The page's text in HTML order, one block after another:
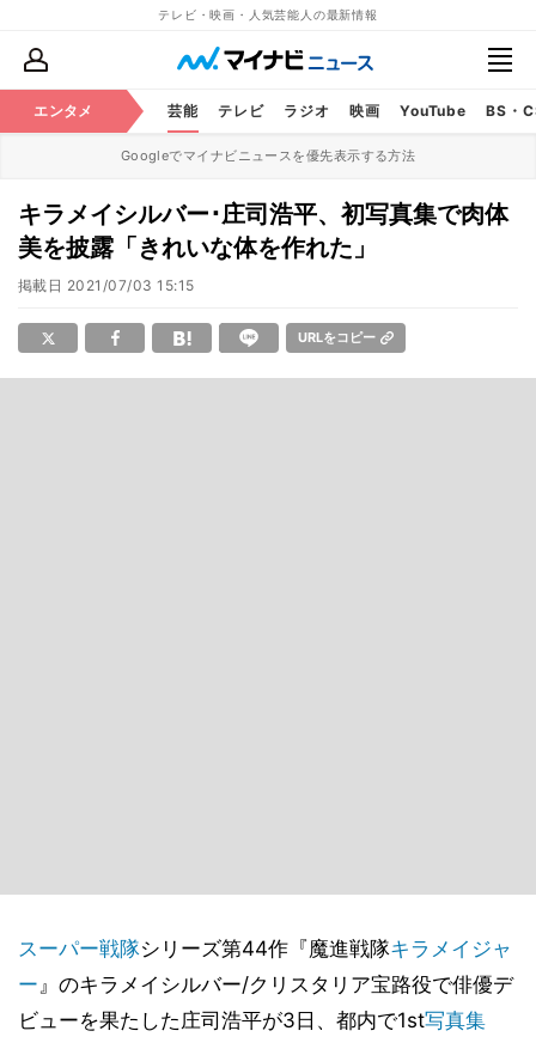
テレビ・映画・人気芸能人の最新情報
エンタメ 芸能 テレビ ラジオ 映画 YouTube BS・
Googleでマイナビニュースを優先表示する方法
キラメイシルバー･庄司浩平、初写真集で肉体
美を披露「きれいな体を作れた」
掲載日 2021/07/03 15:15
URLをコピー
スーパー戦隊シリーズ第44作『魔進戦隊キラメイジャ
ー』のキラメイシルバー/クリスタリア宝路役で俳優デ
ビューを果たした庄司浩平が3日、都内で1st写真集